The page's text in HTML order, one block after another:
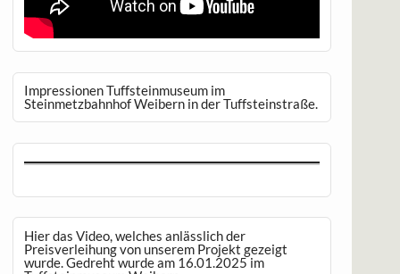
Impressionen Tuffsteinmuseum im
Steinmetzbahnhof Weibern in der Tuffsteinstraße.
Hier das Video, welches anlässlich der
Preisverleihung von unserem Projekt gezeigt
wurde. Gedreht wurde am 16.01.2025 im